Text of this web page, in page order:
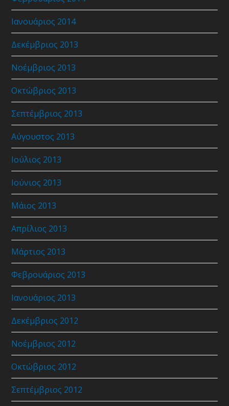
Ιανουάριος 2014
Δεκέμβριος 2013
Νοέμβριος 2013
Οκτώβριος 2013
Σεπτέμβριος 2013
Αύγουστος 2013
Ιούλιος 2013
Ιούνιος 2013
Μάιος 2013
Απρίλιος 2013
Μάρτιος 2013
Φεβρουάριος 2013
Ιανουάριος 2013
Δεκέμβριος 2012
Νοέμβριος 2012
Οκτώβριος 2012
Σεπτέμβριος 2012